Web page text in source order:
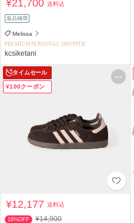
¥21,700送料込
返品補償
Melissa
PREMIUM PERSONAL SHOPPER
kcsiketani
タイムセール
¥100クーポン
¥12,177送料込
18%OFF ¥14,900